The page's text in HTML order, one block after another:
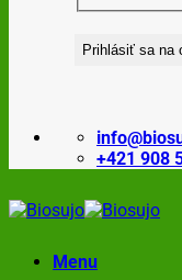
+421 908
Menu